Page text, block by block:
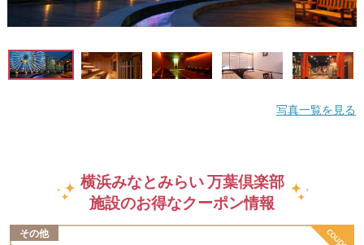
写真一覧を見る
横浜みなとみらい 万葉倶楽部
施設のお得なクーポン情報
その他